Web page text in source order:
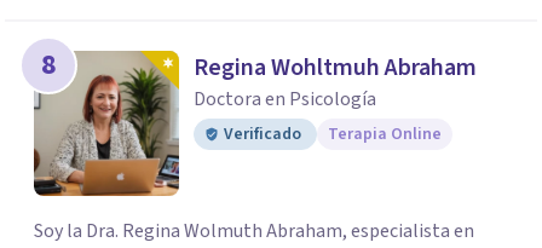
8 Regina Wohltmuh Abraham
Doctora en Psicología
Verificado Terapia Online
Soy la Dra. Regina Wolmuth Abraham, especialista en